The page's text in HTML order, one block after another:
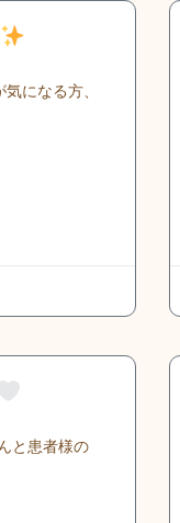
になる方、
と患者様の